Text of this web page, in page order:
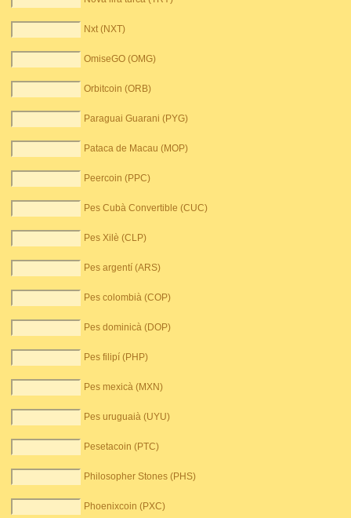
Nxt (NXT)
OmiseGO (OMG)
Orbitcoin (ORB)
Paraguai Guarani (PYG)
Pataca de Macau (MOP)
Peercoin (PPC)
Pes Cubà Convertible (CUC)
Pes Xilè (CLP)
Pes argentí (ARS)
Pes colombià (COP)
Pes dominicà (DOP)
Pes filipí (PHP)
Pes mexicà (MXN)
Pes uruguaià (UYU)
Pesetacoin (PTC)
Philosopher Stones (PHS)
Phoenixcoin (PXC)